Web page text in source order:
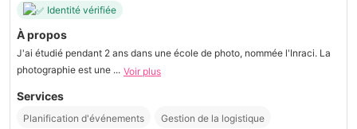
Identité vérifiée
À propos
J'ai étudié pendant 2 ans dans une école de photo, nommée l'Inraci. La
photographie est une ... Voir plus
Services
Planification d'événements Gestion de la logistique